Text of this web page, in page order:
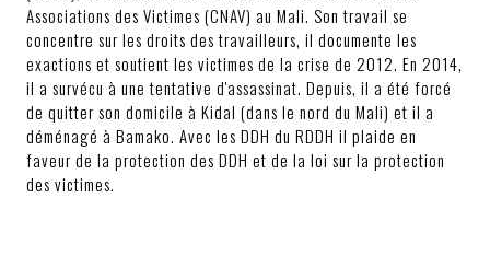
Associations des Victimes (CNAV) au Mali. Son travail se
concentre sur les droits des travailleurs, il documente les
exactions et soutient les victimes de la crise de 2012. En 2014,
il a survécu à une tentative d'assassinat. Depuis, il a été forcé
de quitter son domicile à Kidal (dans le nord du Mali) et il a
déménagé à Bamako. Avec les DDH du RDDH il plaide en
faveur de la protection des DDH et de la loi sur la protection
des victimes.